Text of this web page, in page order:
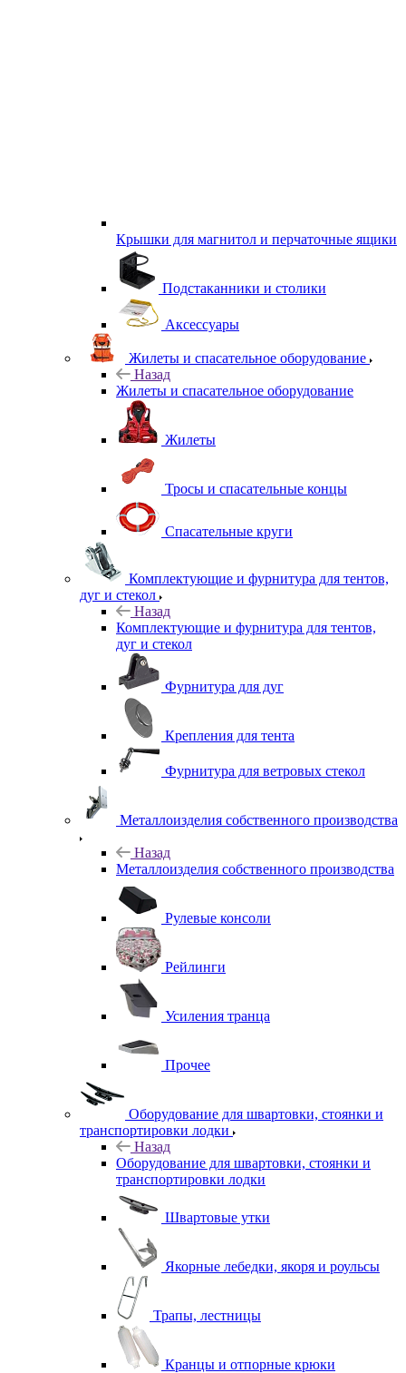
Крышки для магнитол и перчаточные ящики
Подстаканники и столики
Аксессуары
Жилеты и спасательное оборудование
Назад
Жилеты и спасательное оборудование
Жилеты
Тросы и спасательные концы
Спасательные круги
Комплектующие и фурнитура для тентов,
дуг и стекол
Назад
Комплектующие и фурнитура для тентов,
дуг и стекол
Фурнитура для дуг
Крепления для тента
Фурнитура для ветровых стекол
Металлоизделия собственного производства
Назад
Металлоизделия собственного производства
Рулевые консоли
Рейлинги
Усиления транца
Прочее
Оборудование для швартовки, стоянки и
транспортировки лодки
Назад
Оборудование для швартовки, стоянки и
транспортировки лодки
Швартовые утки
Якорные лебедки, якоря и роульсы
Трапы, лестницы
Кранцы и отпорные крюки